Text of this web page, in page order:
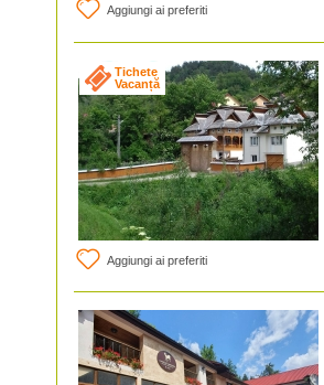
Aggiungi ai preferiti
Tichete
Vacanță
Aggiungi ai preferiti